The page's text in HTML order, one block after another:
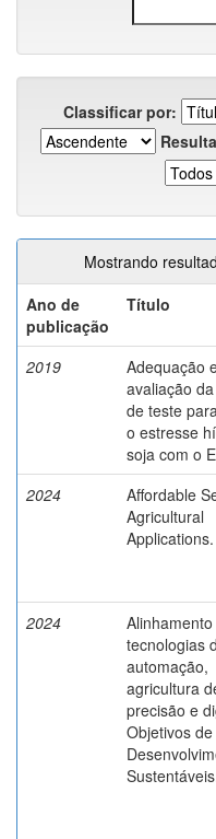
Classificar por:
Mostrando
Ano de
publicação
Título
2019
Adequação
avaliação
de teste
o estresse
soja com o
2024
Affordable
Agricultural
Applications.
2024
tecnologias
automação,
agricultura
precisão e
Objetivos de